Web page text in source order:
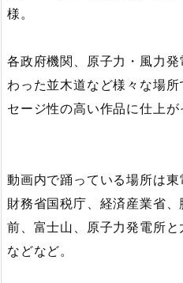
様。
各政府機関、原子力・風力
わった並木道など様々な場
セージ性の高い作品に仕上が
動画内で踊っている場所は東
財務省国税庁、経済産業省
前、富士山、原子力発電所
などなど。